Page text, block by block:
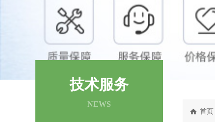
技术服务
NEWS
首页